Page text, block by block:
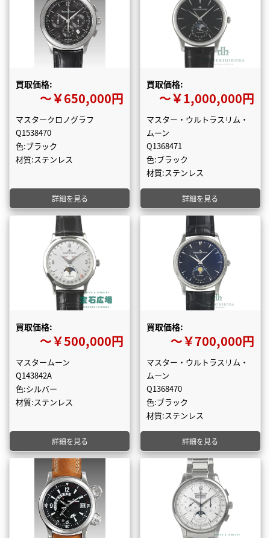
買取価格:
〜￥650,000円
マスタークロノグラフ
Q1538470
色:ブラック
材質:ステンレス
詳細を見る
買取価格:
〜￥1,000,000円
マスター・ウルトラスリム・
ムーン
Q1368471
色:ブラック
材質:ステンレス
詳細を見る
買取価格:
〜￥500,000円
マスタームーン
Q143842A
色:シルバー
材質:ステンレス
詳細を見る
買取価格:
〜￥700,000円
マスター・ウルトラスリム・
ムーン
Q1368470
色:ブラック
材質:ステンレス
詳細を見る